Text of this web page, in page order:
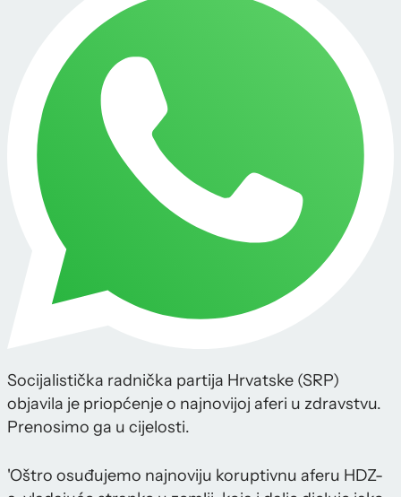
Socijalistička radnička partija Hrvatske (SRP)
objavila je priopćenje o najnovijoj aferi u zdravstvu.
Prenosimo ga u cijelosti.
'Oštro osuđujemo najnoviju koruptivnu aferu HDZ-